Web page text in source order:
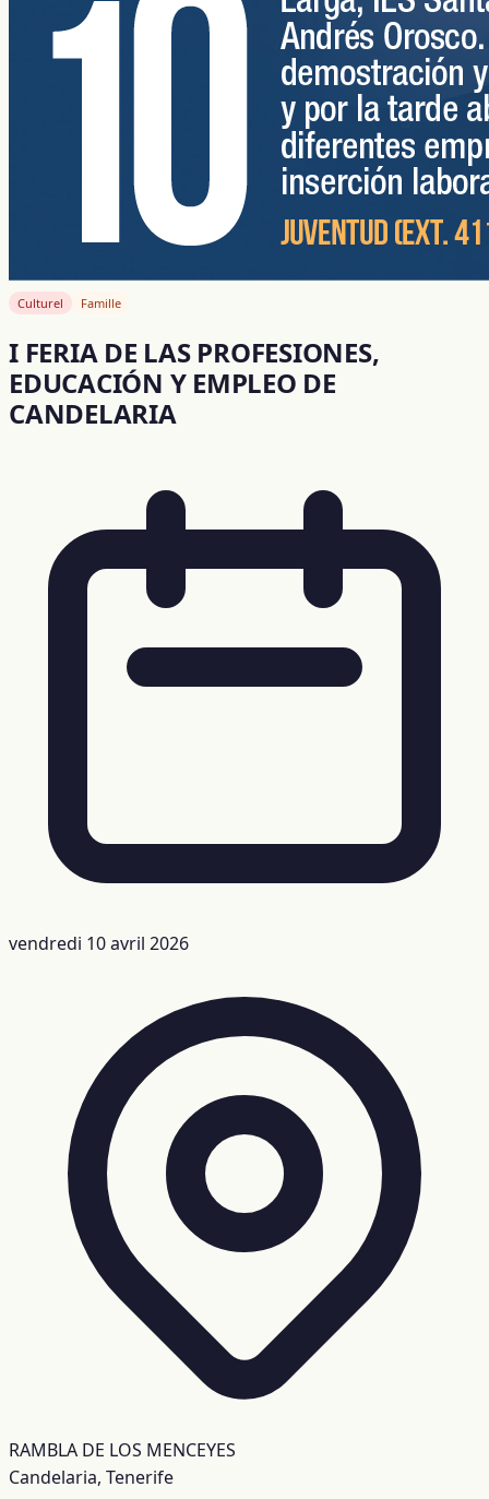
Culturel Famille
I FERIA DE LAS PROFESIONES,
EDUCACIÓN Y EMPLEO DE
CANDELARIA
vendredi 10 avril 2026
RAMBLA DE LOS MENCEYES
Candelaria, Tenerife